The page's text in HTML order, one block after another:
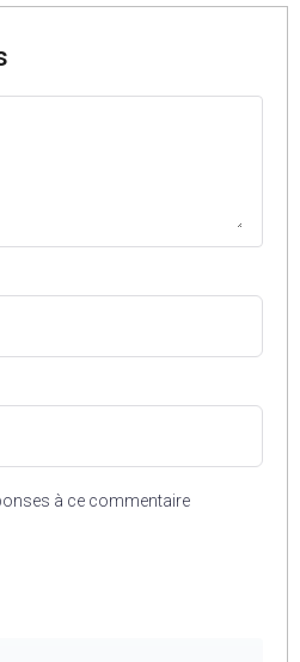
à ce commentaire